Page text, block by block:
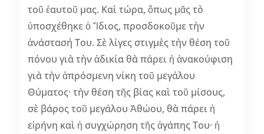
τοῦ ἑαυτοῦ μας. Καὶ τώρα, ὅπως μᾶς τὸ
ὑποσχέθηκε ὁ Ἴδιος, προσδοκοῦμε τὴν
ἀνάστασή Του. Σὲ λίγες στιγμὲς τὴν θέση τοῦ
πόνου γιὰ τὴν ἀδικία θὰ πάρει ἡ ἀνακούφιση
γιὰ τὴν ἀπρόσμενη νίκη τοῦ μεγάλου
Θύματος· τὴν θέση τῆς βίας καὶ τοῦ μίσους,
σὲ βάρος τοῦ μεγάλου Ἀθώου, θὰ πάρει ἡ
εἰρήνη καὶ ἡ συγχώρηση τῆς ἀγάπης Του· ἡ